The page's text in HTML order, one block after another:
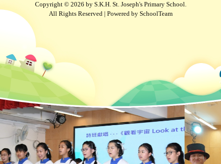
Copyright © 2026 by S.K.H. St. Joseph's Primary School.
All Rights Reserved | Powered by SchoolTeam